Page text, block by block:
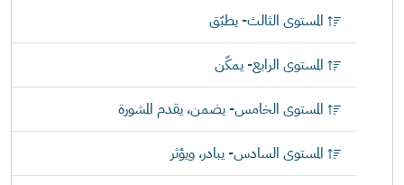
المستوى الثالث- يطبّق
المستوى الرابع- يمكّن
المستوى الخامس- يضمن، يقدم المشورة
المستوى السادس- يبادر، ويؤثر